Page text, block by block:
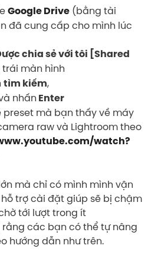
Google Drive (bằng tài
đã cung cấp cho mình lúc
chia sẻ với tôi [Shared
màn hình
tìm kiếm,
nhấn Enter
preset mà bạn thấy về máy
raw và Lightroom theo
watch?
mà chỉ có mình mình vận
trợ cài đặt giúp sẽ bị chậm
tới lượt trong ít
rằng các bạn có thể tự nâng
hướng dẫn như trên.